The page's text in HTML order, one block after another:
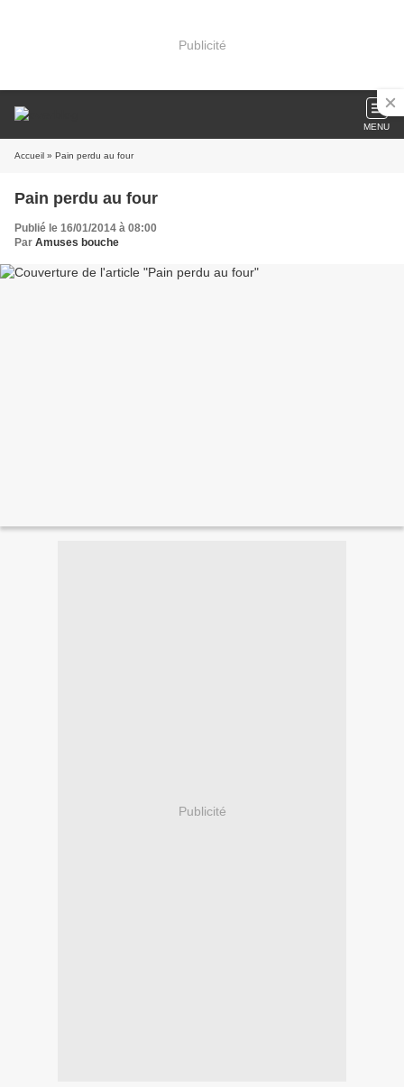
Publicité
MENU
Accueil » Pain perdu au four
Pain perdu au four
Publié le 16/01/2014 à 08:00
Par Amuses bouche
Publicité